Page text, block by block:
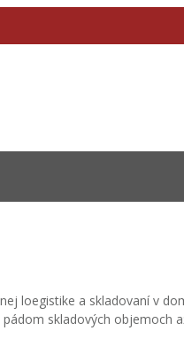
loegistike a skladovaní v
skladových objemoch